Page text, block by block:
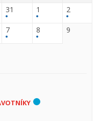
31 1 2
7 8 9